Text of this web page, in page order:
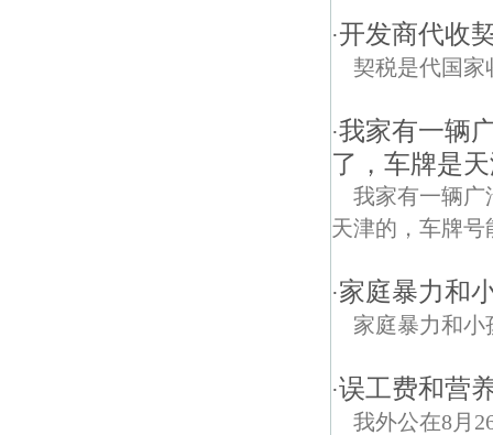
·开发商代收
契税是代国家
·我家有一辆
了，车牌是
我家有一辆广
天津的，车牌
·家庭暴力和
家庭暴力和小
·误工费和营
我外公在8月